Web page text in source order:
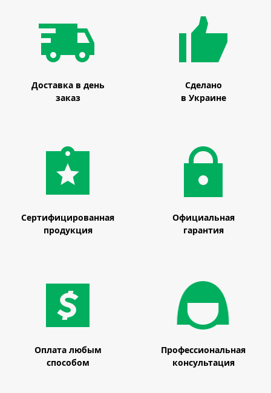
Доставка в день
заказ
Сделано
в Украине
Сертифицированная
продукция
Официальная
гарантия
Оплата любым
способом
Профессиональная
консультация